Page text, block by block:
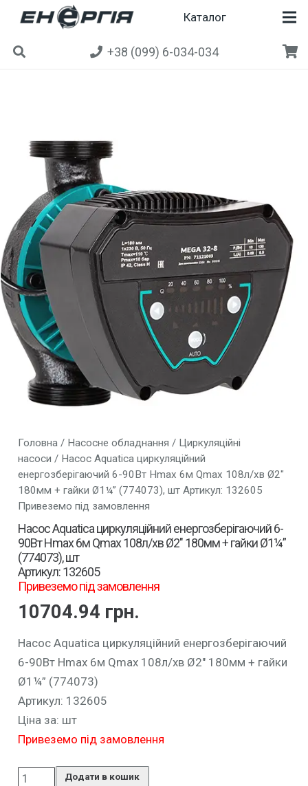
Каталог
+38 (099) 6-034-034
Головна/ Насосне обладнання / Циркуляційні
насоси / Насос Aquatica циркуляційний
енергозберігаючий 6-90Вт Hmax 6м Qmax 108л/хв Ø2″
180мм + гайки Ø1¼” (774073), шт Артикул: 132605
Привеземо під замовлення
Насос Aquatica циркуляційний енергозберігаючий 6-
90Вт Hmax 6м Qmax 108л/хв Ø2″ 180мм + гайки Ø1¼”
(774073), шт
Артикул: 132605
Привеземо під замовлення
10704.94 грн.
Насос Aquatica циркуляційний енергозберігаючий
6-90Вт Hmax 6м Qmax 108л/хв Ø2″ 180мм + гайки
Ø1¼” (774073)
Артикул: 132605
Ціна за: шт
Привеземо під замовлення
Додати в кошик